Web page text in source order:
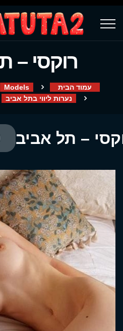
רוקסי –
עמוד הבית Models
נערות ליווי בתל אביב
– תל אביב